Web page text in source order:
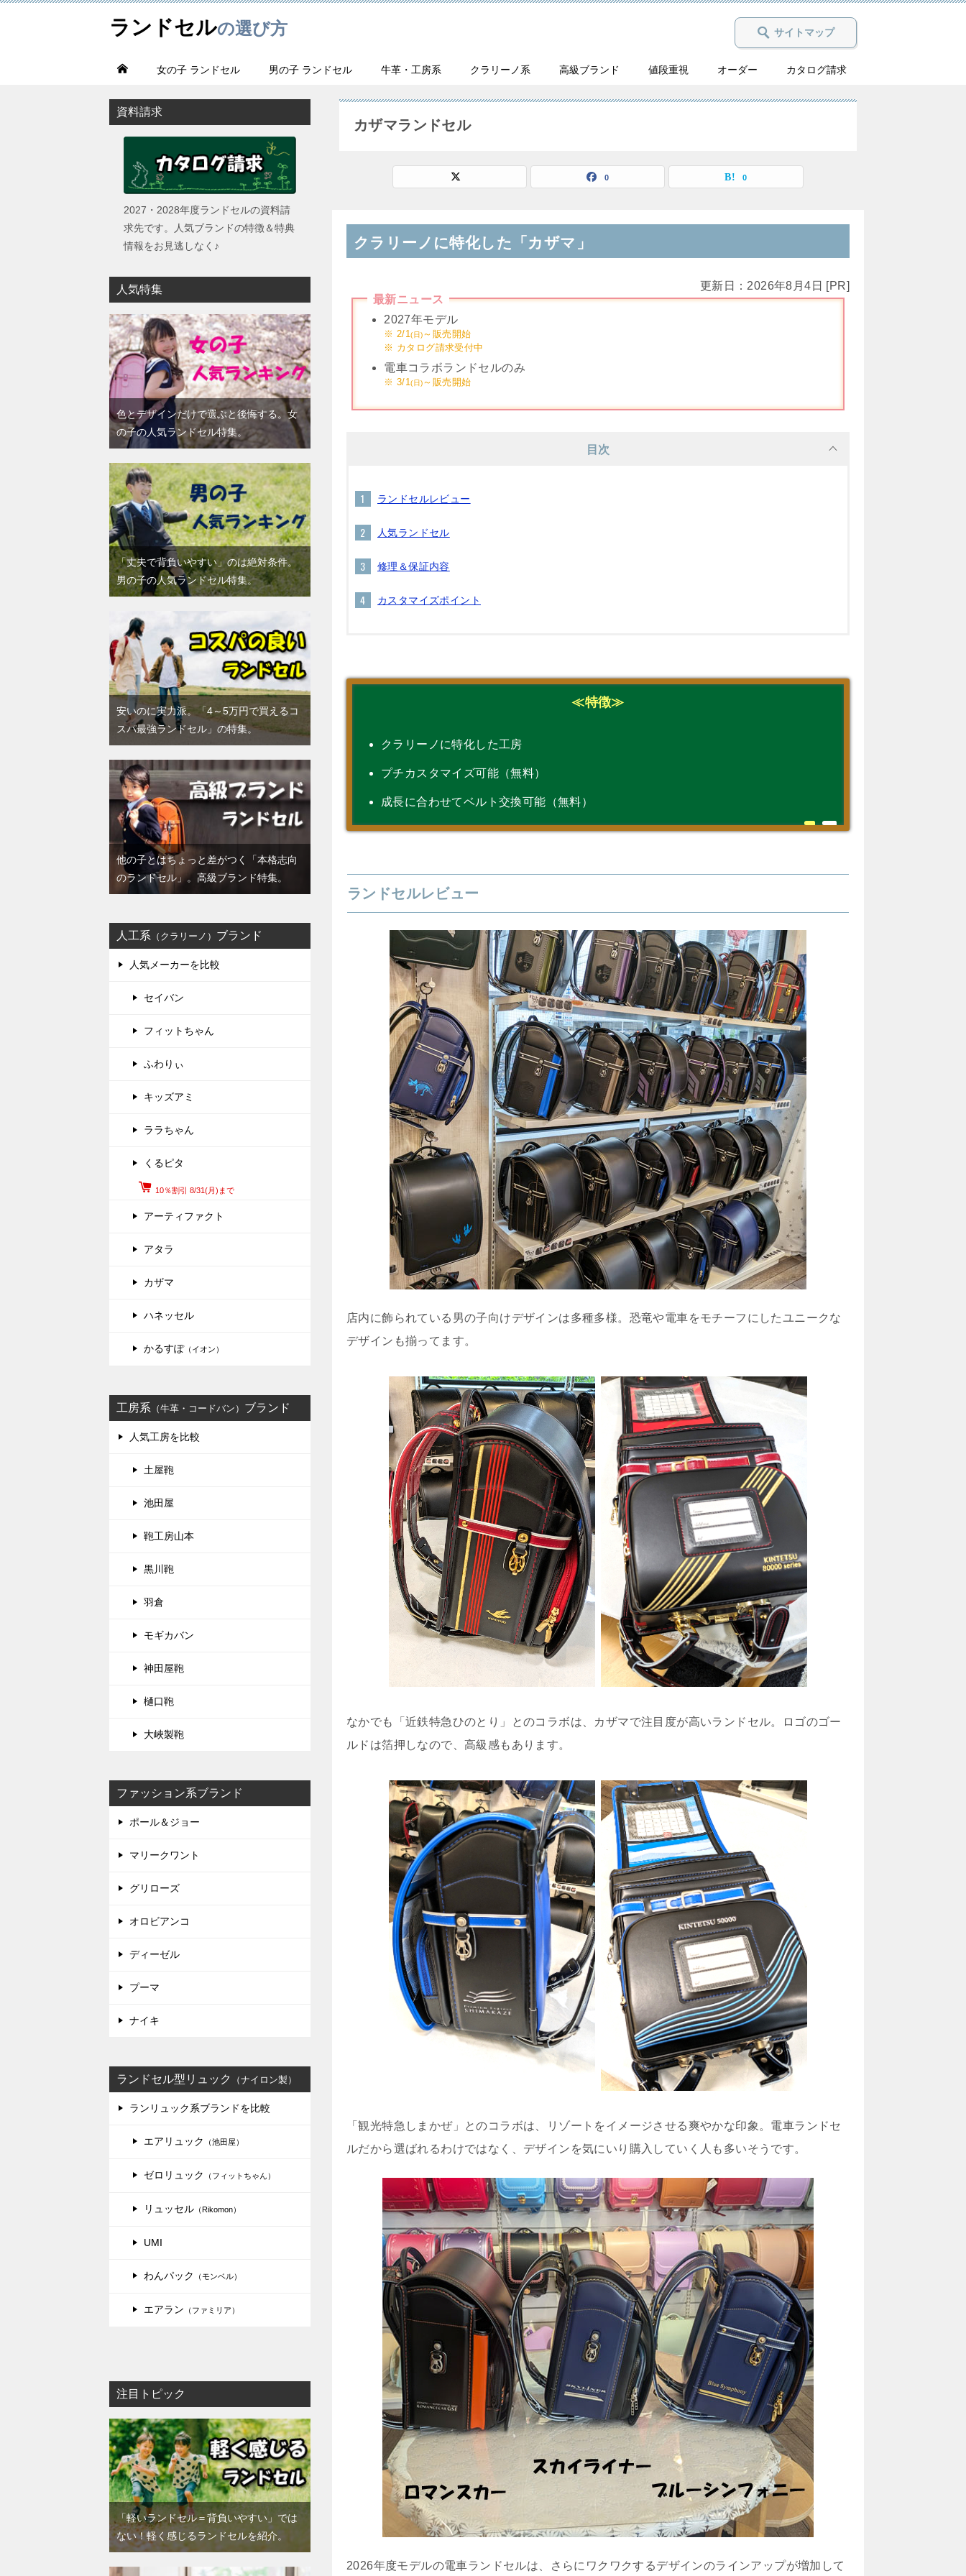
ランドセルの選び方 サイトマップ
女の子 ランドセル 男の子 ランドセル 牛革・工房系 クラリーノ系 高級ブランド 値段重視 オーダー カタログ請求
カザマランドセル
0 0
クラリーノに特化した「カザマ」
更新日：2026年8月4日 [PR]
最新ニュース
2027年モデル
※ 2/1(日)～販売開始
※ カタログ請求受付中
電車コラボランドセルのみ
※ 3/1(日)～販売開始
目次
ランドセルレビュー
人気ランドセル
修理＆保証内容
カスタマイズポイント
≪特徴≫
クラリーノに特化した工房
プチカスタマイズ可能（無料）
成長に合わせてベルト交換可能（無料）
ランドセルレビュー
店内に飾られている男の子向けデザインは多種多様。恐竜や電車をモチーフにしたユニークな
デザインも揃ってます。
なかでも「近鉄特急ひのとり」とのコラボは、カザマで注目度が高いランドセル。ロゴのゴー
ルドは箔押しなので、高級感もあります。
「観光特急しまかぜ」とのコラボは、リゾートをイメージさせる爽やかな印象。電車ランドセ
ルだから選ばれるわけではなく、デザインを気にいり購入していく人も多いそうです。
2026年度モデルの電車ランドセルは、さらにワクワクするデザインのラインアップが増加して
資料請求
2027・2028年度ランドセルの資料請
求先です。人気ブランドの特徴＆特典
情報をお見逃しなく♪
人気特集
色とデザインだけで選ぶと後悔する。女
の子の人気ランドセル特集。
「丈夫で背負いやすい」のは絶対条件。
男の子の人気ランドセル特集。
安いのに実力派。「4～5万円で買えるコ
スパ最強ランドセル」の特集。
他の子とはちょっと差がつく「本格志向
のランドセル」。高級ブランド特集。
人工系 （クラリーノ） ブランド
人気メーカーを比較
セイバン
フィットちゃん
ふわりぃ
キッズアミ
ララちゃん
くるピタ
10％割引 8/31(月)まで
アーティファクト
アタラ
カザマ
ハネッセル
かるすぽ（イオン）
工房系 （牛革・コードバン） ブランド
人気工房を比較
土屋鞄
池田屋
鞄工房山本
黒川鞄
羽倉
モギカバン
神田屋鞄
樋口鞄
大峽製鞄
ファッション系ブランド
ポール＆ジョー
マリークワント
グリローズ
オロビアンコ
ディーゼル
プーマ
ナイキ
ランドセル型リュック （ナイロン製）
ランリュック系ブランドを比較
エアリュック （池田屋）
ゼロリュック （フィットちゃん）
リュッセル （Rikomon）
UMI
わんパック （モンベル）
エアラン （ファミリア）
注目トピック
「軽いランドセル＝背負いやすい」では
ない！軽く感じるランドセルを紹介。